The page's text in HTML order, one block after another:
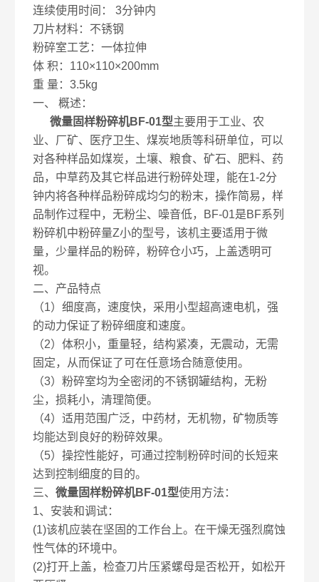
连续使用时间： 3分钟内
刀片材料：不锈钢
粉碎室工艺：一体拉伸
体 积：110×110×200mm
重 量：3.5kg
一、 概述：
微量固样粉碎机BF-01型主要用于工业、农
业、厂矿、医疗卫生、煤炭地质等科研单位，可以
对各种样品如煤炭，土壤、粮食、矿石、肥料、药
品，中草药及其它样品进行粉碎处理，能在1-2分
钟内将各种样品粉碎成均匀的粉末，操作简易，样
品制作过程中，无粉尘、噪音低，BF-01是BF系列
粉碎机中粉碎量Z小的型号，该机主要适用于微
量，少量样品的粉碎，粉碎仓小巧，上盖透明可
视。
二、产品特点
（1）细度高，速度快，采用小型超高速电机，强
的动力保证了粉碎细度和速度。
（2）体积小，重量轻，结构紧凑，无震动，无需
固定，从而保证了可在任意场合随意使用。
（3）粉碎室均为全密闭的不锈钢罐结构，无粉
尘，损耗小，清理简便。
（4）适用范围广泛，中药材，无机物，矿物质等
均能达到良好的粉碎效果。
（5）操控性能好，可通过控制粉碎时间的长短来
达到控制细度的目的。
三、微量固样粉碎机BF-01型使用方法：
1、安装和调试：
(1)该机应装在坚固的工作台上。在干燥无强烈腐蚀
性气体的环境中。
(2)打开上盖，检查刀片压紧螺母是否松开，如松开